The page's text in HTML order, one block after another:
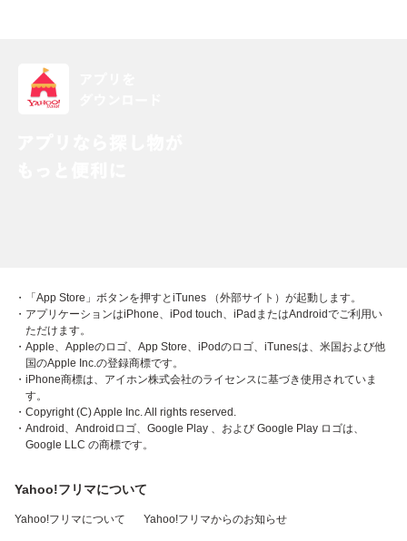
・「App Store」ボタンを押すとiTunes （外部サイト）が起動します。
・アプリケーションはiPhone、iPod touch、iPadまたはAndroidでご利用い
ただけます。
・Apple、Appleのロゴ、App Store、iPodのロゴ、iTunesは、米国および他
国のApple Inc.の登録商標です。
・iPhone商標は、アイホン株式会社のライセンスに基づき使用されていま
す。
・Copyright (C) Apple Inc. All rights reserved.
・Android、Androidロゴ、Google Play 、および Google Play ロゴは、
Google LLC の商標です。
Yahoo!フリマについて
Yahoo!フリマについて Yahoo!フリマからのお知らせ